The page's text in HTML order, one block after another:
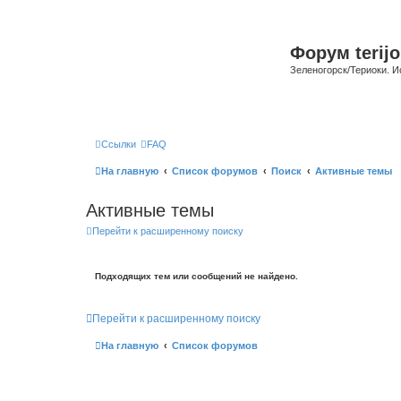
Форум
Зеленогорск/Териоки.
Ссылки FAQ
На главную Список форумов Поиск Активные темы
Активные темы
Перейти к расширенному поиску
Подходящих тем или сообщений не найдено.
Перейти к расширенному поиску
На главную Список форумов